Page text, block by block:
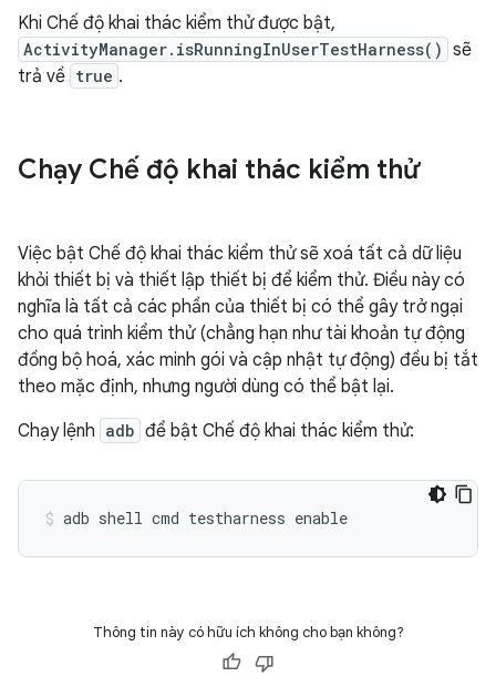
Khi Chế độ khai thác kiểm thử được bật,
ActivityManager.isRunningInUserTestHarness() sẽ
trả về true .
Chạy Chế độ khai thác kiểm thử
Việc bật Chế độ khai thác kiểm thử sẽ xoá tất cả dữ liệu
khỏi thiết bị và thiết lập thiết bị để kiểm thử. Điều này có
nghĩa là tất cả các phần của thiết bị có thể gây trở ngại
cho quá trình kiểm thử (chẳng hạn như tài khoản tự động
đồng bộ hoá, xác minh gói và cập nhật tự động) đều bị tắt
theo mặc định, nhưng người dùng có thể bật lại.
Chạy lệnh adb để bật Chế độ khai thác kiểm thử:
adb shell cmd testharness enable
Thông tin này có hữu ích không cho bạn không?